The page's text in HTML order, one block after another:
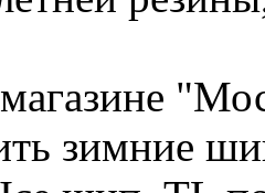
зимние